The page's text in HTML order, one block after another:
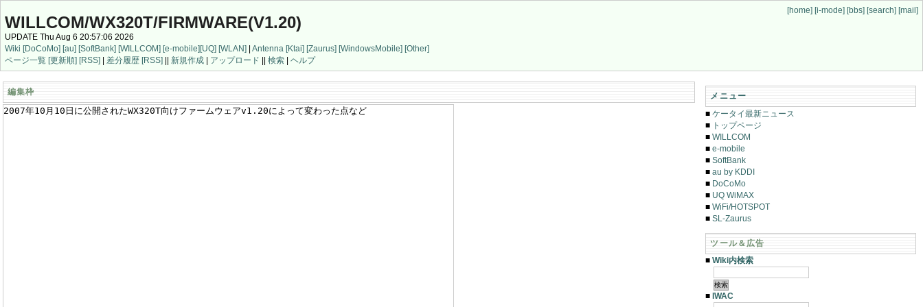
[home] [i-mode] [bbs] [search] [mail]
WILLCOM/WX320T/FIRMWARE(V1.20)
UPDATE Thu Aug 6 20:57:06 2026
Wiki [DoCoMo] [au] [SoftBank] [WILLCOM] [e-mobile][UQ] [WLAN] | Antenna [Ktai] [Zaurus] [WindowsMobile] [Other]
ページ一覧 [更新順] [RSS] | 差分履歴 [RSS] || 新規作成 | アップロード || 検索 | ヘルプ
編集枠
メニュー
■ケータイ最新ニュース
■ トップページ
■WILLCOM
■e-mobile
■SoftBank
■au by KDDI
■ DoCoMo
■ UQ WiMAX
■WiFi/HOTSPOT
■SL-Zaurus
ツール＆広告
■Wiki内検索
■IWAC